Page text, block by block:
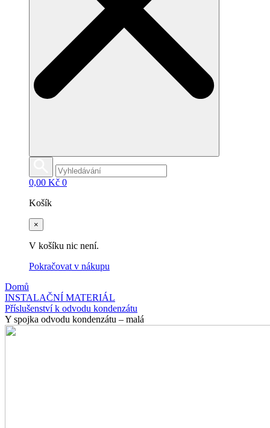
0,00 Kč 0
Košík
×
V košíku nic není.
Pokračovat v nákupu
Domů
INSTALAČNÍ MATERIÁL
Příslušenství k odvodu kondenzátu
Y spojka odvodu kondenzátu – malá